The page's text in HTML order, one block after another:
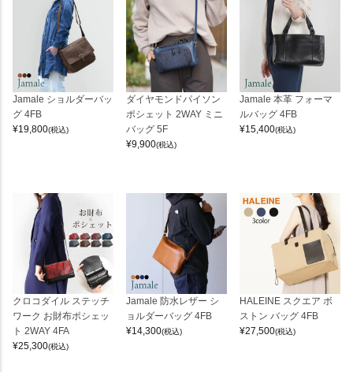
Jamale ショルダーバッ
グ 4FB
¥19,800(税込)
ダイヤモンドパイソン
ポシェット 2WAY ミニ
バッグ 5F
¥9,900(税込)
Jamale 本革 フォーマ
ルバッグ 4FB
¥15,400(税込)
クロコダイル ステッチ
ワーク お財布ポシェッ
ト 2WAY 4FA
¥25,300(税込)
Jamale 防水レザー シ
ョルダーバッグ 4FB
¥14,300(税込)
HALEINE スクエア ボ
ストン バッグ 4FB
¥27,500(税込)